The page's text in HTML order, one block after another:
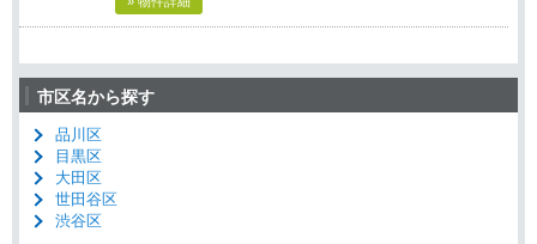
市区名から探す
品川区
目黒区
大田区
世田谷区
渋谷区